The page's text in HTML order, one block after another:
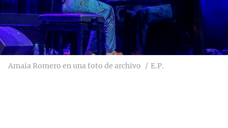
Amaia Romero en una foto de archivo E.P.